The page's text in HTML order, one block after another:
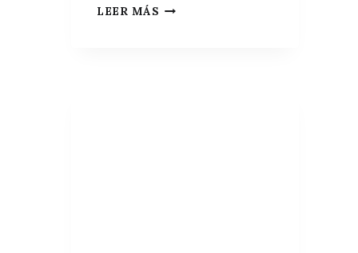
LEER MÁS EL